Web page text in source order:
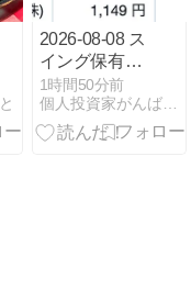
2026-08-08 ス
イング保有の
状況
1時間50分前
個人投資家がんばろう！